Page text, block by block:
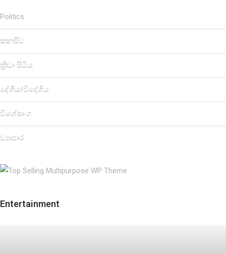
Politics
කනපිට
ක්‍රීඩා පිටිය
දේශීය/විදේශීය
විශේෂාංග
ව්‍යාපාර
Entertainment